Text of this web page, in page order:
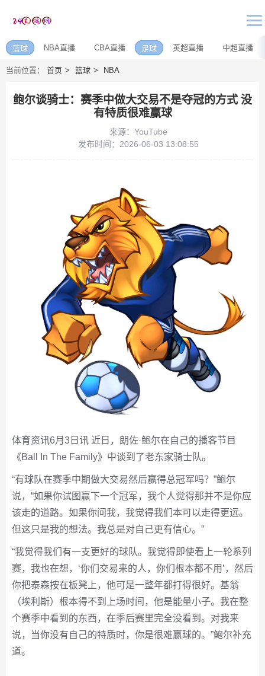
篮球 NBA直播 CBA直播 足球 英超直播 中超直播
当前位置： 首页 篮球 NBA
鲍尔谈骑士：赛季中做大交易不是夺冠的方式 没
有特质很难赢球
来源：YouTube
发布时间：2026-06-03 13:08:55
体育资讯6月3日讯 近日，朗佐·鲍尔在自己的播客节目
《Ball In The Family》中谈到了老东家骑士队。
“有球队在赛季中期做大交易然后赢得总冠军吗？”鲍尔
说，“如果你试图赢下一个冠军，我个人觉得那并不是你应
该走的道路。如果你问我，我觉得我们本可以走得更远。
但这只是我的想法。我总是对自己更有信心。”
“我觉得我们有一支更好的球队。我觉得即使看上一轮系列
赛，我也在想，‘你们交易来的人，你们根本都不用’，然后
你把泰森按在板凳上，他可是一整年都打得很好。基翁
（埃利斯）根本得不到上场时间，他是能量小子。我在整
个赛季中看到的东西，在季后赛里完全没看到。对我来
说，当你没有自己的特质时，你是很难赢球的。”鲍尔补充
道。